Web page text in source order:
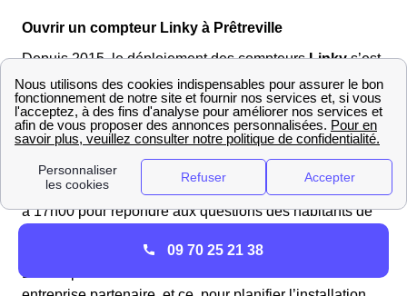
Ouvrir un compteur Linky à Prêtreville
Depuis 2015, le déploiement des compteursLinkys’est
accéléré en France. Les Prêtrevilloises et les
Prêtrevillois peuvent désormais changer pour ce
compteur communicant. Pour faciliter l'installation de
son compteurLinky, le client le Prêtrevillois peut
téléphoner à Enedis au
09.70.83.19.70
Ce service est disponible du lundi au vendredi de 08h00
à 17h00 pour répondre aux questions des habitants de
Enedis prendra contact avec le le Prêtrevillois via une
09 70 25 21 38